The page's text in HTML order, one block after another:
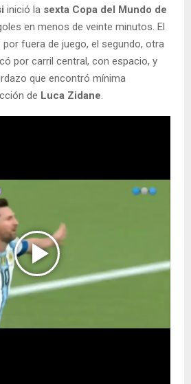
inició la sexta Copa del Mundo de
en menos de veinte minutos. El
fuera de juego, el segundo, otra
por carril central, con espacio, y
que encontró mínima
de Luca Zidane.